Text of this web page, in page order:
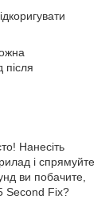
після
Нанесіть
і спрямуйте
ви побачите,
Second Fix?